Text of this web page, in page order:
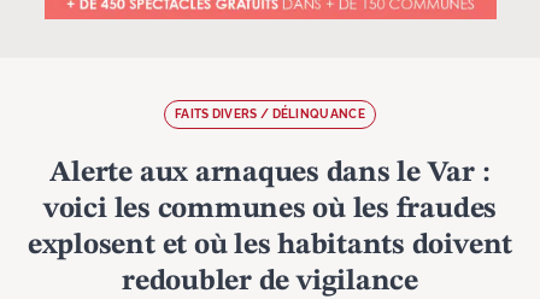
FAITS DIVERS / DÉLINQUANCE
Alerte aux arnaques dans le Var :
voici les communes où les fraudes
explosent et où les habitants doivent
redoubler de vigilance